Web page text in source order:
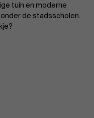
tuin en moderne
de stadsscholen.